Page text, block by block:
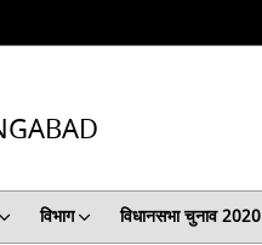
विभाग विधानसभा चुनाव 2020